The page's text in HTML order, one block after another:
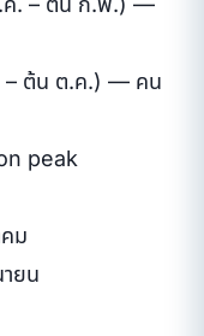
– ต้น ต.ค.) — คน
peak
ม
ยน